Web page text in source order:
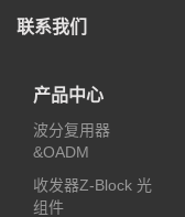
联系我们
产品中心
波分复用器
&OADM
收发器Z-Block 光
组件